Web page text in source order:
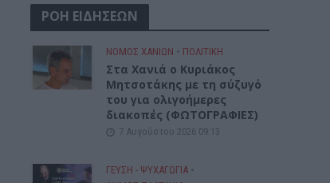
ΡΟΗ ΕΙΔΗΣΕΩΝ
ΝΟΜΌΣ ΧΑΝΊΩΝ • ΠΟΛΙΤΙΚΗ
Στα Χανιά ο Κυριάκος
Μητσοτάκης με τη σύζυγό
του για ολιγοήμερες
διακοπές (ΦΩΤΟΓΡΑΦΙΕΣ)
7 Αυγούστου 2026 09:13
ΓΕΎΣΗ - ΨΥΧΑΓΩΓΊΑ •